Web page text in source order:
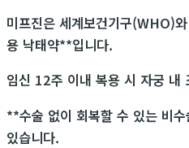
미프진은 세계보건기구(WHO)
용 낙태약**입니다.
임신 12주 이내 복용 시 자궁 내
**수술 없이 회복할 수 있는 비
있습니다.